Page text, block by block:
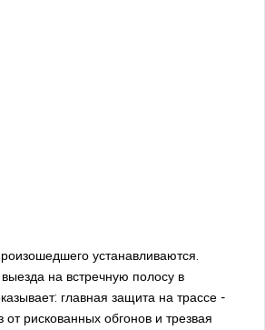
устанавливаются.
на встречную полосу в
главная защита на трассе -
от рискованных обгонов и трезвая